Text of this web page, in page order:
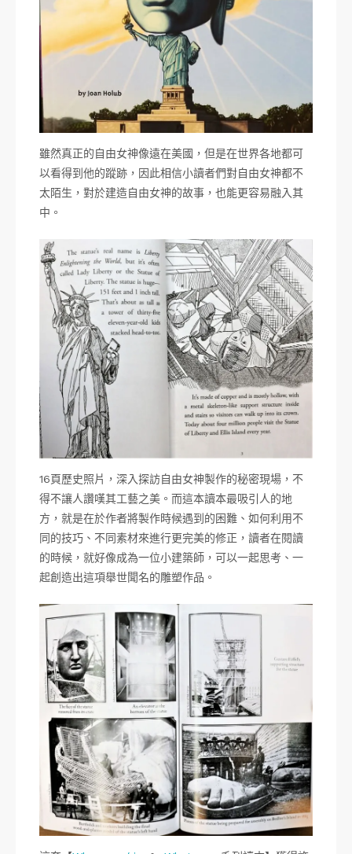
雖然真正的自由女神像遠在美國，但是在世界各地都可
以看得到他的蹤跡，因此相信小讀者們對自由女神都不
太陌生，對於建造自由女神的故事，也能更容易融入其
中。
16頁歷史照片，深入探訪自由女神製作的秘密現場，不
得不讓人讚嘆其工藝之美。而這本讀本最吸引人的地
方，就是在於作者將製作時候遇到的困難、如何利用不
同的技巧、不同素材來進行更完美的修正，讀者在閱讀
的時候，就好像成為一位小建築師，可以一起思考、一
起創造出這項舉世聞名的雕塑作品。